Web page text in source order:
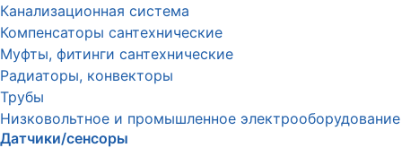
Канализационная система
Компенсаторы сантехнические
Муфты, фитинги сантехнические
Радиаторы, конвекторы
Трубы
Низковольтное и промышленное электрооборудование
Датчики/сенсоры